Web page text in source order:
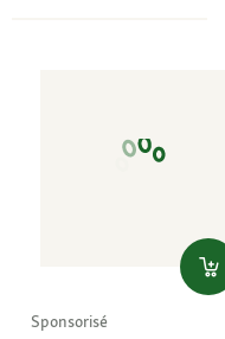
Sponsorisé